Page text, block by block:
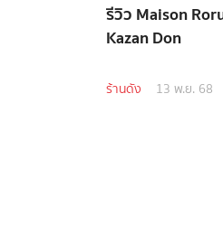
รีวิว Maison
Kazan Don
ร้านดัง 13 พ.ย. 68